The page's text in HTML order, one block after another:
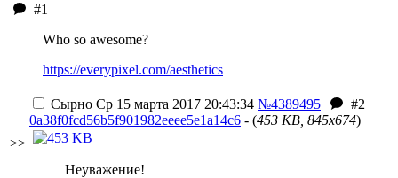
#1
Who so awesome?
https://everypixel.com/aesthetics
>>
Сырно Ср 15 марта 2017 20:43:34 №4389495
#2
0a38f0fcd56b5f901982eeee5e1a14c6 - (453 KB, 845x674)
Неуважение!